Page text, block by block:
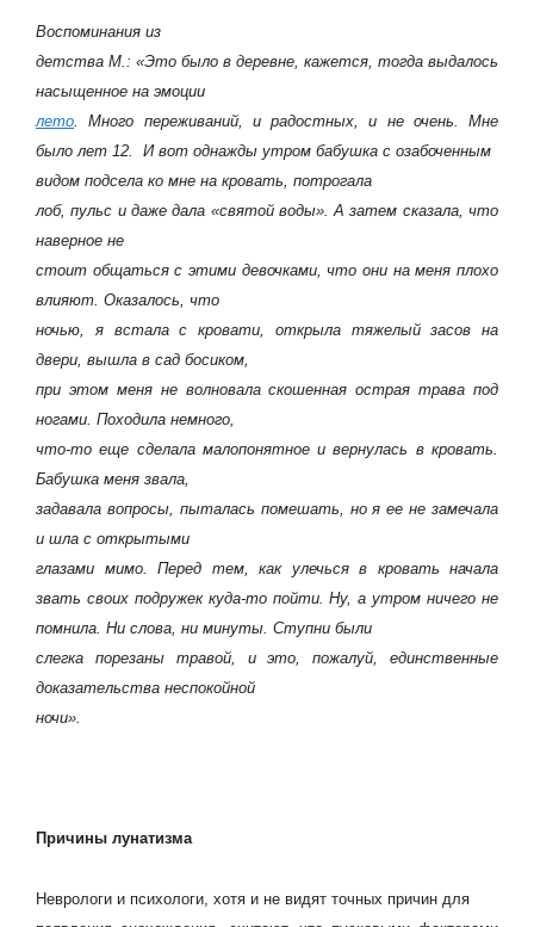
Воспоминания из
детства М.: «Это было в деревне, кажется, тогда выдалось
насыщенное на эмоции
лето. Много переживаний, и радостных, и не очень. Мне
было лет 12. И вот однажды утром бабушка с озабоченным
видом подсела ко мне на кровать, потрогала
лоб, пульс и даже дала «святой воды». А затем сказала, что
наверное не
стоит общаться с этими девочками, что они на меня плохо
влияют. Оказалось, что
ночью, я встала с кровати, открыла тяжелый засов на
двери, вышла в сад босиком,
при этом меня не волновала скошенная острая трава под
ногами. Походила немного,
что-то еще сделала малопонятное и вернулась в кровать.
Бабушка меня звала,
задавала вопросы, пыталась помешать, но я ее не замечала
и шла с открытыми
глазами мимо. Перед тем, как улечься в кровать начала
звать своих подружек куда-то пойти. Ну, а утром ничего не
помнила. Ни слова, ни минуты. Ступни были
слегка порезаны травой, и это, пожалуй, единственные
доказательства неспокойной
ночи».
Причины лунатизма
Неврологи и психологи, хотя и не видят точных причин для